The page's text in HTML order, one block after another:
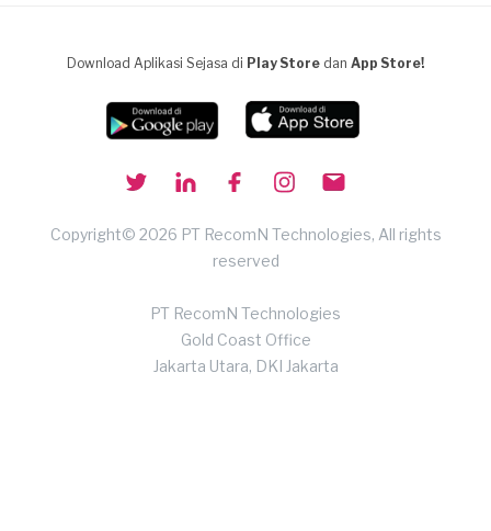
Download Aplikasi Sejasa di Play Store dan App Store!
Copyright© 2026 PT RecomN Technologies, All rights
reserved
PT RecomN Technologies
Gold Coast Office
Jakarta Utara, DKI Jakarta